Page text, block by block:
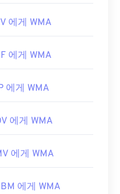
에게 WMA
에게 WMA
에게 WMA
에게 WMA
에게 WMA
에게 WMA